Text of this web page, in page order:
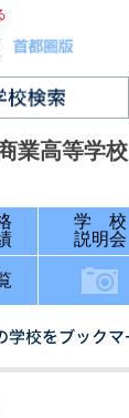
業高等学校
学 校
説明会